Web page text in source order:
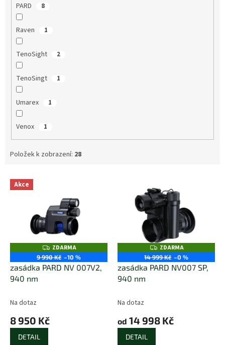
PARD 8
Raven 1
TenoSight 2
TenoSingt 1
Umarex 1
Venox 1
Položek k zobrazení: 28
V Akce
Z
D
A
R
ZDARMA
9 990 Kč –10 %
zasádka PARD NV 007V2,
940 nm
Na dotaz
8 950 Kč
DETAIL
Z
D
A
R
ZDARMA
14 999 Kč –0 %
zasádka PARD NV007 SP,
940 nm
Na dotaz
od 14 998 Kč
DETAIL